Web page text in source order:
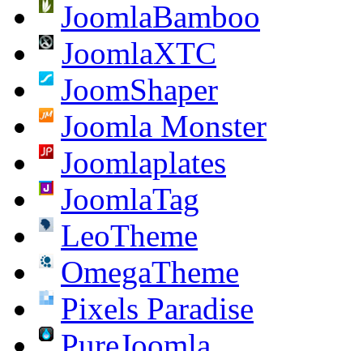
JoomlaBamboo
JoomlaXTC
JoomShaper
Joomla Monster
Joomlaplates
JoomlaTag
LeoTheme
OmegaTheme
Pixels Paradise